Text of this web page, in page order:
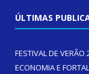
ÚLTIMAS
FESTIVAL DE
ECONOMIA E